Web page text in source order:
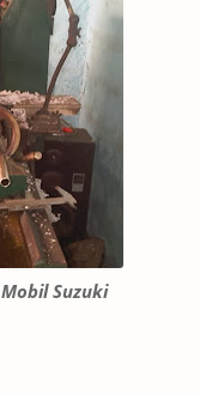
Mobil Suzuki